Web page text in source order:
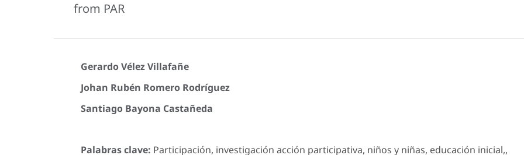
from PAR
Gerardo Vélez Villafañe
Johan Rubén Romero Rodríguez
Santiago Bayona Castañeda
Palabras clave: Participación, investigación acción participativa, niños y niñas, educación inicial,,